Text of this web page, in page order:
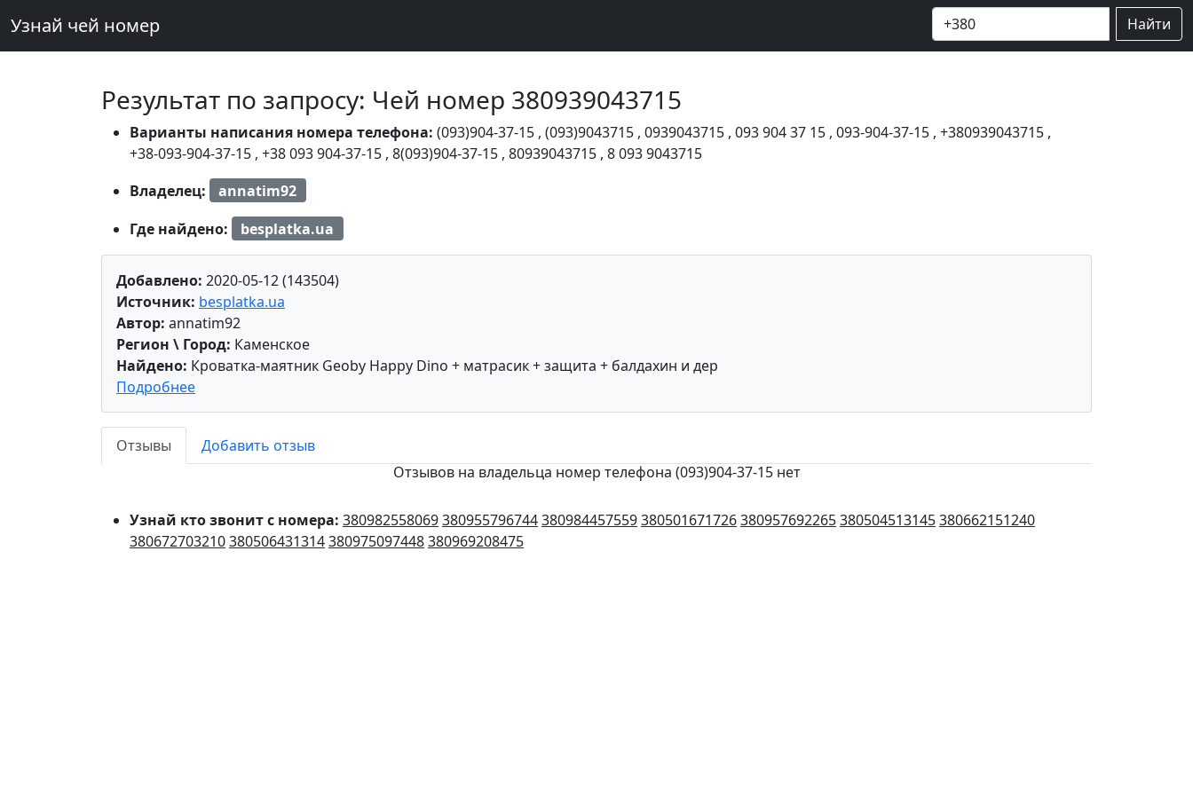
Узнай чей номер Найти
Результат по запросу: Чей номер 380939043715
Варианты написания номера телефона: (093)904-37-15 , (093)9043715 , 0939043715 , 093 904 37 15 , 093-904-37-15 , +380939043715 ,
+38-093-904-37-15 , +38 093 904-37-15 , 8(093)904-37-15 , 80939043715 , 8 093 9043715
Владелец:
annatim92
Где найдено:
besplatka.ua
Добавлено: 2020-05-12 (143504)
Источник: besplatka.ua
Автор: annatim92
Регион \ Город: Каменское
Найдено: Кроватка-маятник Geoby Happy Dino + матрасик + защита + балдахин и дер
Подробнее
Отзывы
Добавить отзыв
Отзывов на владельца номер телефона (093)904-37-15 нет
Узнай кто звонит с номера: 380982558069380955796744380984457559380501671726380957692265380504513145380662151240
380672703210380506431314380975097448380969208475